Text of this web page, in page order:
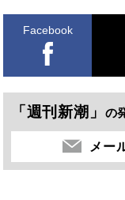
Facebook
「週刊新潮」 の
メー